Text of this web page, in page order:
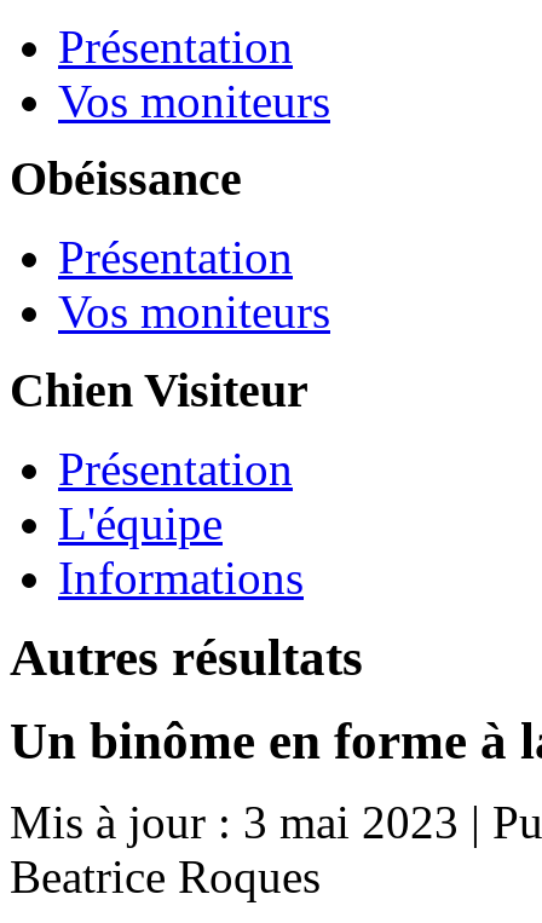
Présentation
Vos moniteurs
Obéissance
Présentation
Vos moniteurs
Chien Visiteur
Présentation
L'équipe
Informations
Autres résultats
Un binôme en forme à
Mis à jour : 3 mai 2023 |
Beatrice Roques